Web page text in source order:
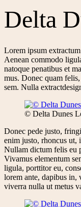
Delta
Lorem ipsum
Aenean commodo
natoque penatibus et
mus. Donec quam
sem. Nulla
© Delta Dunes
Donec pede justo,
enim justo, rhoncus ut,
Nullam dictum felis eu
Vivamus elementum
ligula, porttitor eu,
lorem ante, dapibus in,
viverra nulla ut metus